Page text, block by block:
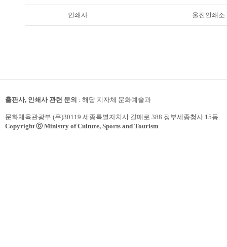
인쇄사 울진인쇄소
출판사, 인쇄사 관련 문의 : 해당 지자체 문화예술과
문화체육관광부 (우)30119 세종특별자치시 갈매로 388 정부세종청사 15동
Copyright ⓒ Ministry of Culture, Sports and Tourism